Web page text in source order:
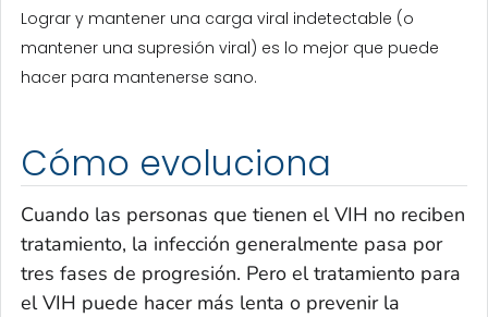
Lograr y mantener una carga viral indetectable (o
mantener una supresión viral) es lo mejor que puede
hacer para mantenerse sano.
Cómo evoluciona
Cuando las personas que tienen el VIH no reciben
tratamiento, la infección generalmente pasa por
tres fases de progresión. Pero el tratamiento para
el VIH puede hacer más lenta o prevenir la